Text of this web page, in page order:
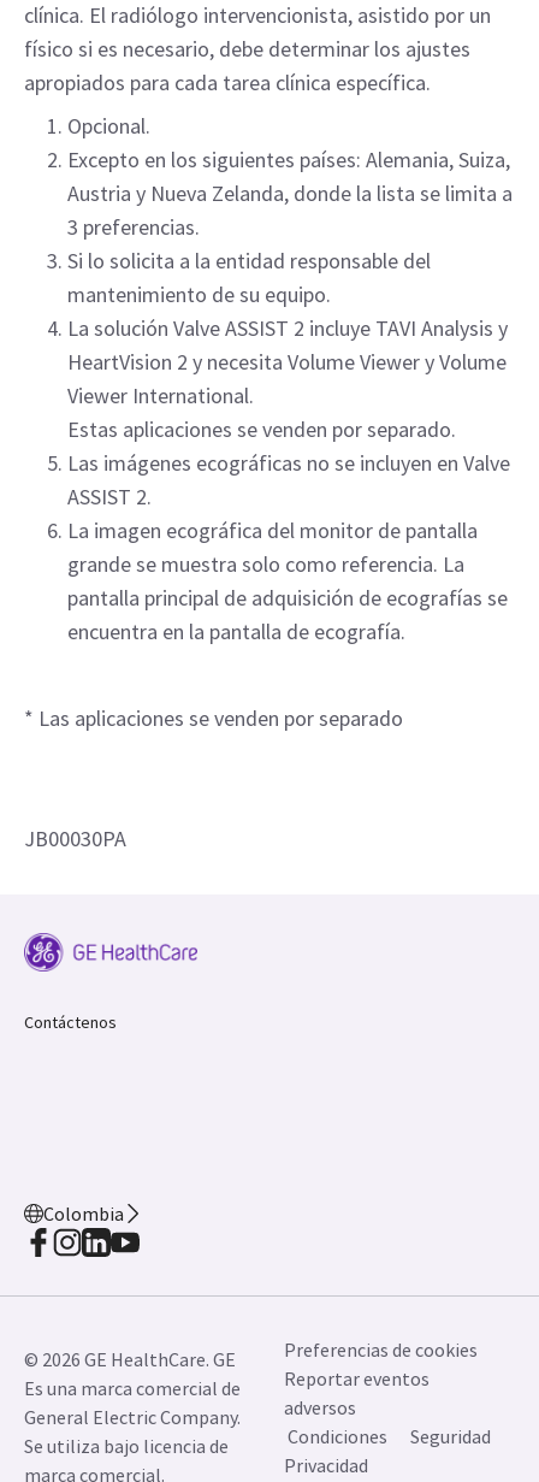
clínica. El radiólogo intervencionista, asistido por un
físico si es necesario, debe determinar los ajustes
apropiados para cada tarea clínica específica.
Opcional.
Excepto en los siguientes países: Alemania, Suiza,
Austria y Nueva Zelanda, donde la lista se limita a
3 preferencias.
Si lo solicita a la entidad responsable del
mantenimiento de su equipo.
La solución Valve ASSIST 2 incluye TAVI Analysis y
HeartVision 2 y necesita Volume Viewer y Volume
Viewer International.
Estas aplicaciones se venden por separado.
Las imágenes ecográficas no se incluyen en Valve
ASSIST 2.
La imagen ecográfica del monitor de pantalla
grande se muestra solo como referencia. La
pantalla principal de adquisición de ecografías se
encuentra en la pantalla de ecografía.
* Las aplicaciones se venden por separado
JB00030PA
Contáctenos
Colombia
© 2026 GE HealthCare. GE
Es una marca comercial de
General Electric Company.
Se utiliza bajo licencia de
marca comercial.
Preferencias de cookies
Reportar eventos
adversos
Condiciones
Seguridad
Privacidad